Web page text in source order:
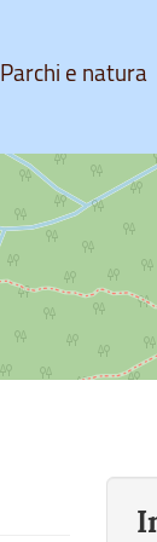
Parchi e natura